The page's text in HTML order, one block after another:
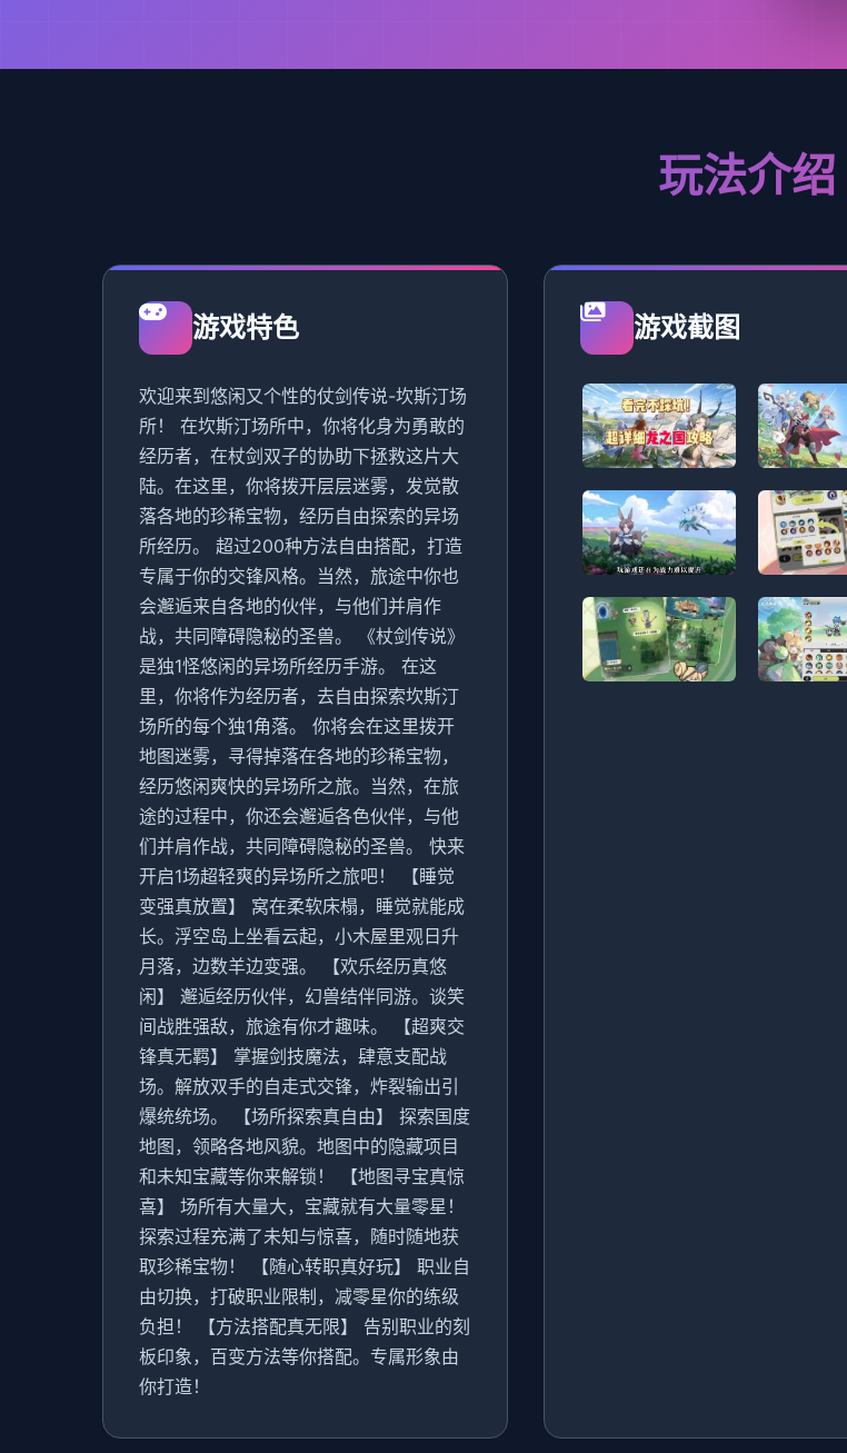
玩法介绍
游戏特色
欢迎来到悠闲又个性的仗剑传说-坎斯汀场
所！ 在坎斯汀场所中，你将化身为勇敢的
经历者，在杖剑双子的协助下拯救这片大
陆。在这里，你将拨开层层迷雾，发觉散
落各地的珍稀宝物，经历自由探索的异场
所经历。 超过200种方法自由搭配，打造
专属于你的交锋风格。当然，旅途中你也
会邂逅来自各地的伙伴，与他们并肩作
战，共同障碍隐秘的圣兽。 《杖剑传说》
是独1怪悠闲的异场所经历手游。 在这
里，你将作为经历者，去自由探索坎斯汀
场所的每个独1角落。 你将会在这里拨开
地图迷雾，寻得掉落在各地的珍稀宝物，
经历悠闲爽快的异场所之旅。当然，在旅
途的过程中，你还会邂逅各色伙伴，与他
们并肩作战，共同障碍隐秘的圣兽。 快来
开启1场超轻爽的异场所之旅吧！ 【睡觉
变强真放置】 窝在柔软床榻，睡觉就能成
长。浮空岛上坐看云起，小木屋里观日升
月落，边数羊边变强。 【欢乐经历真悠
闲】 邂逅经历伙伴，幻兽结伴同游。谈笑
间战胜强敌，旅途有你才趣味。 【超爽交
锋真无羁】 掌握剑技魔法，肆意支配战
场。解放双手的自走式交锋，炸裂输出引
爆统统场。 【场所探索真自由】 探索国度
地图，领略各地风貌。地图中的隐藏项目
和未知宝藏等你来解锁！ 【地图寻宝真惊
喜】 场所有大量大，宝藏就有大量零星！
探索过程充满了未知与惊喜，随时随地获
取珍稀宝物！ 【随心转职真好玩】 职业自
由切换，打破职业限制，减零星你的练级
负担！ 【方法搭配真无限】 告别职业的刻
板印象，百变方法等你搭配。专属形象由
你打造！
游戏截图